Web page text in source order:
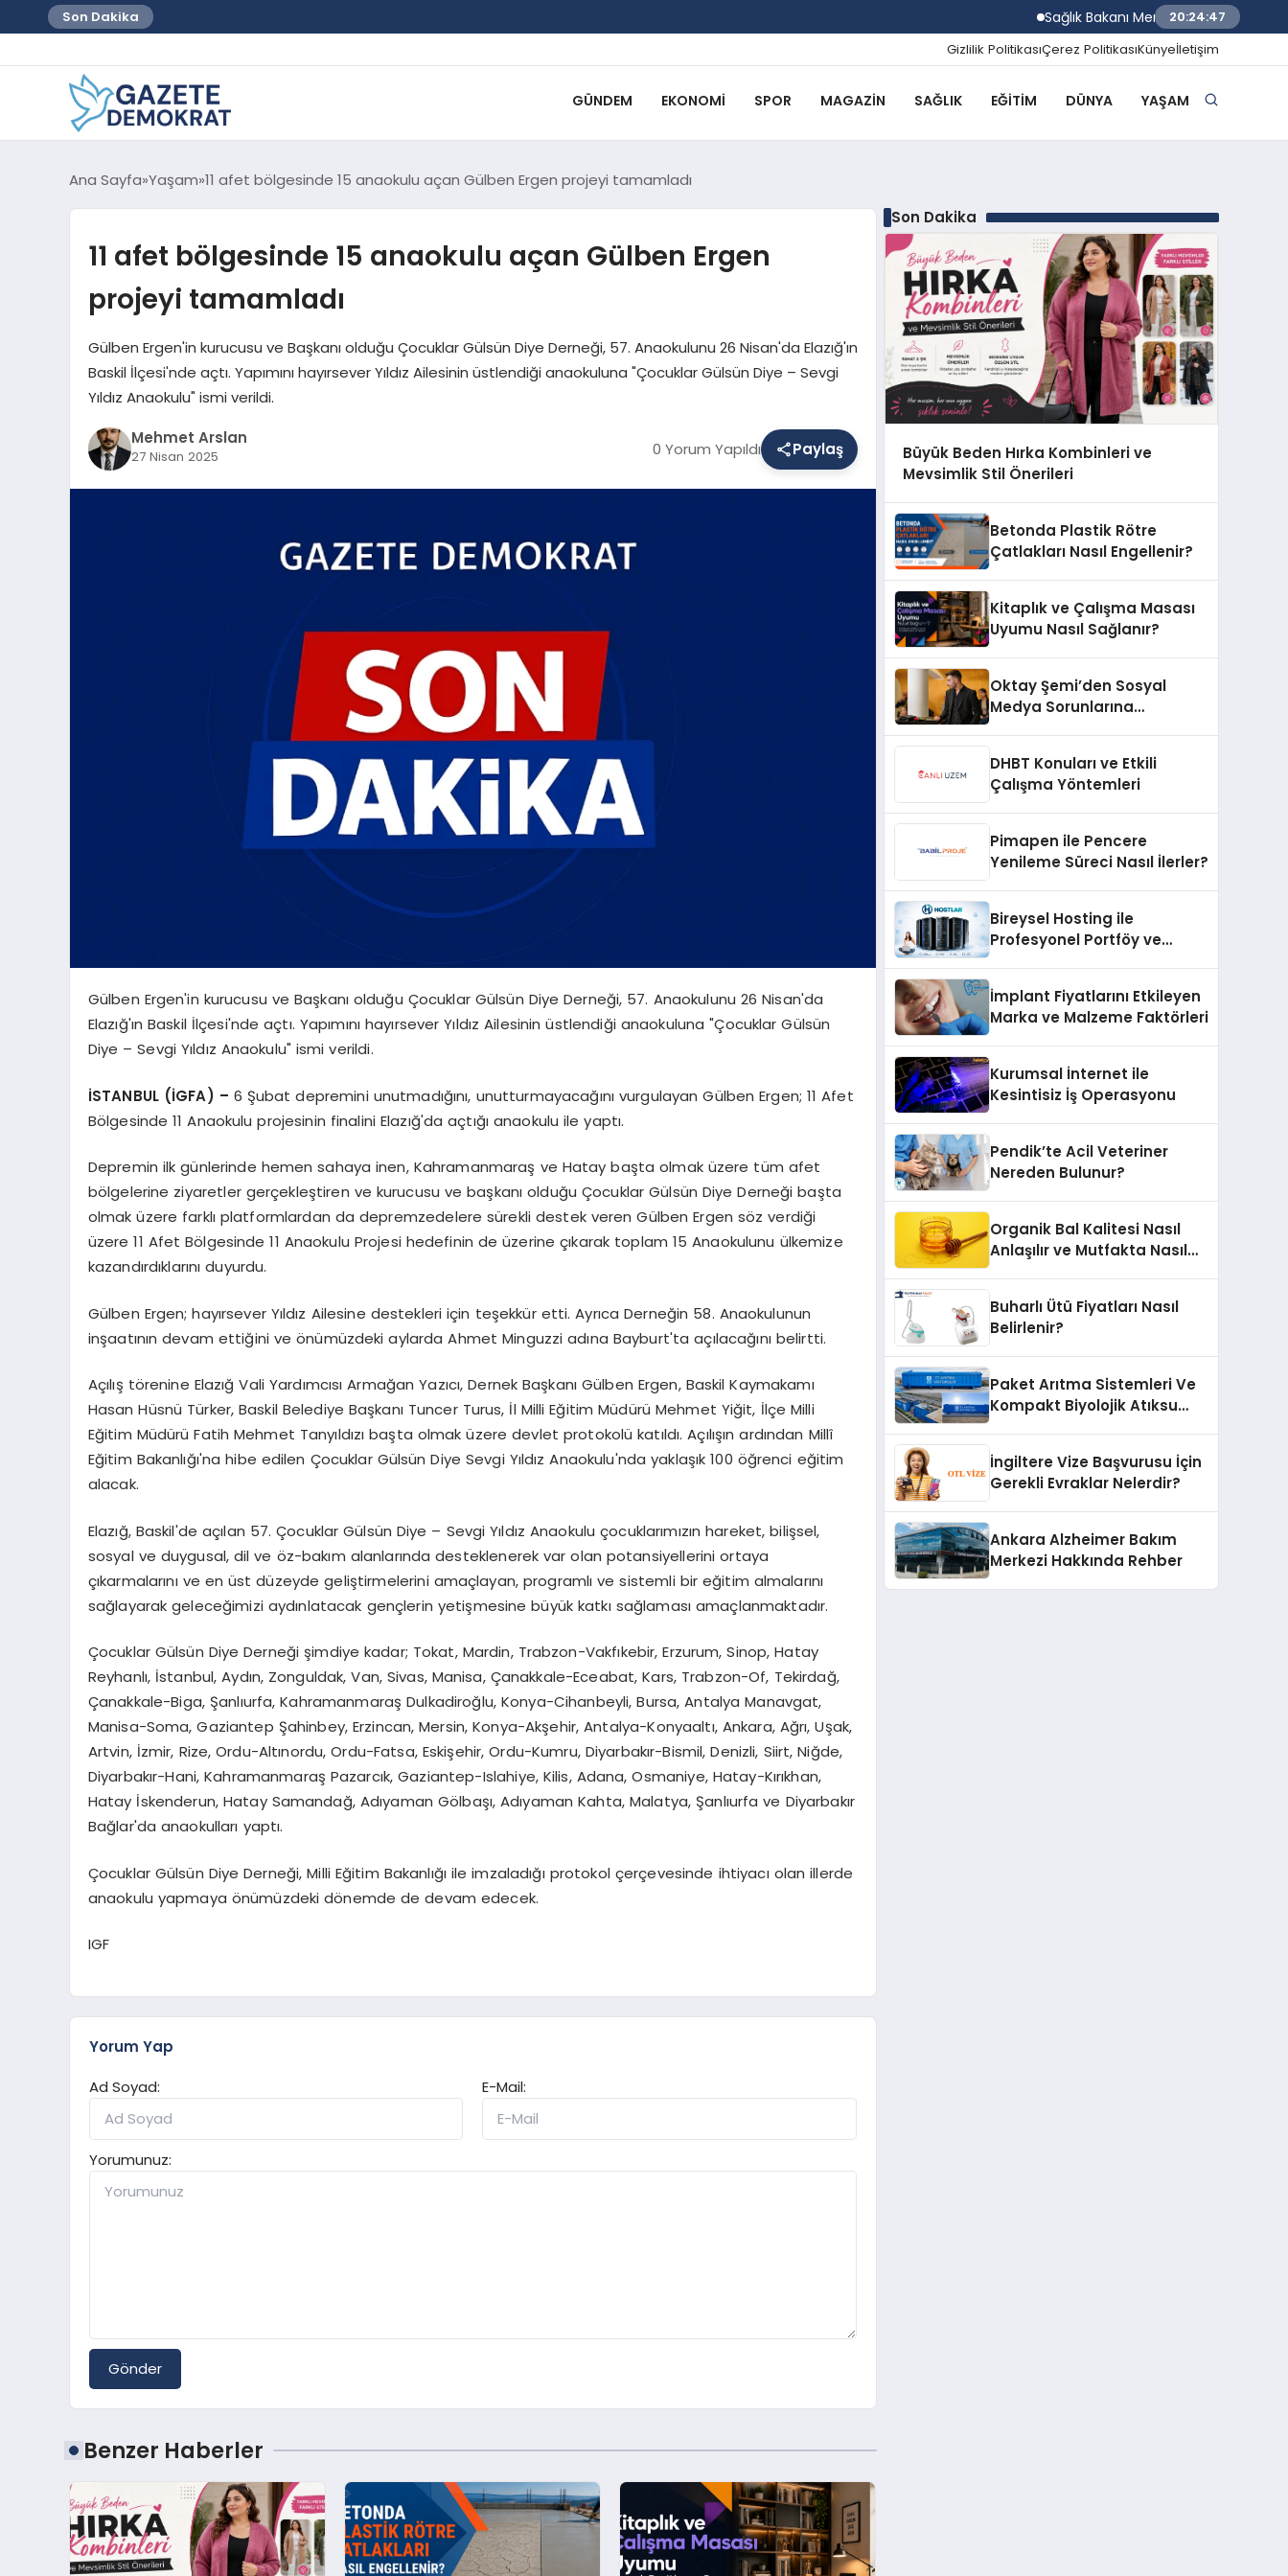
Son Dakika Sağlık Bakanı Memişoğlu İzmir Biyotıp
20:24:48
Gizlilik PolitikasıÇerez PolitikasıKünyeİletişim
GÜNDEM EKONOMI SPOR MAGAZIN SAĞLIK EĞITIM DÜNYA YAŞAM
Ana Sayfa Yaşam 11 afet bölgesinde 15 anaokulu açan Gülben Ergen projeyi tamamladı
11 afet bölgesinde 15 anaokulu açan Gülben Ergen
projeyi tamamladı
Gülben Ergen'in kurucusu ve Başkanı olduğu Çocuklar Gülsün Diye Derneği, 57. Anaokulunu 26 Nisan'da Elazığ'ın
Baskil İlçesi'nde açtı. Yapımını hayırsever Yıldız Ailesinin üstlendiği anaokuluna "Çocuklar Gülsün Diye – Sevgi
Yıldız Anaokulu" ismi verildi.
Mehmet Arslan
27 Nisan 2025 0 Yorum Yapıldı Paylaş
Gülben Ergen'in kurucusu ve Başkanı olduğu Çocuklar Gülsün Diye Derneği, 57. Anaokulunu 26 Nisan'da
Elazığ'ın Baskil İlçesi'nde açtı. Yapımını hayırsever Yıldız Ailesinin üstlendiği anaokuluna "Çocuklar Gülsün
Diye – Sevgi Yıldız Anaokulu" ismi verildi.
İSTANBUL (İGFA) – 6 Şubat depremini unutmadığını, unutturmayacağını vurgulayan Gülben Ergen; 11 Afet
Bölgesinde 11 Anaokulu projesinin finalini Elazığ'da açtığı anaokulu ile yaptı.
Depremin ilk günlerinde hemen sahaya inen, Kahramanmaraş ve Hatay başta olmak üzere tüm afet
bölgelerine ziyaretler gerçekleştiren ve kurucusu ve başkanı olduğu Çocuklar Gülsün Diye Derneği başta
olmak üzere farklı platformlardan da depremzedelere sürekli destek veren Gülben Ergen söz verdiği
üzere 11 Afet Bölgesinde 11 Anaokulu Projesi hedefinin de üzerine çıkarak toplam 15 Anaokulunu ülkemize
kazandırdıklarını duyurdu.
Gülben Ergen; hayırsever Yıldız Ailesine destekleri için teşekkür etti. Ayrıca Derneğin 58. Anaokulunun
inşaatının devam ettiğini ve önümüzdeki aylarda Ahmet Minguzzi adına Bayburt'ta açılacağını belirtti.
Açılış törenine Elazığ Vali Yardımcısı Armağan Yazıcı, Dernek Başkanı Gülben Ergen, Baskil Kaymakamı
Hasan Hüsnü Türker, Baskil Belediye Başkanı Tuncer Turus, İl Milli Eğitim Müdürü Mehmet Yiğit, İlçe Milli
Eğitim Müdürü Fatih Mehmet Tanyıldızı başta olmak üzere devlet protokolü katıldı. Açılışın ardından Millî
Eğitim Bakanlığı'na hibe edilen Çocuklar Gülsün Diye Sevgi Yıldız Anaokulu'nda yaklaşık 100 öğrenci eğitim
alacak.
Elazığ, Baskil'de açılan 57. Çocuklar Gülsün Diye – Sevgi Yıldız Anaokulu çocuklarımızın hareket, bilişsel,
sosyal ve duygusal, dil ve öz-bakım alanlarında desteklenerek var olan potansiyellerini ortaya
çıkarmalarını ve en üst düzeyde geliştirmelerini amaçlayan, programlı ve sistemli bir eğitim almalarını
sağlayarak geleceğimizi aydınlatacak gençlerin yetişmesine büyük katkı sağlaması amaçlanmaktadır.
Çocuklar Gülsün Diye Derneği şimdiye kadar; Tokat, Mardin, Trabzon-Vakfıkebir, Erzurum, Sinop, Hatay
Reyhanlı, İstanbul, Aydın, Zonguldak, Van, Sivas, Manisa, Çanakkale-Eceabat, Kars, Trabzon-Of, Tekirdağ,
Çanakkale-Biga, Şanlıurfa, Kahramanmaraş Dulkadiroğlu, Konya-Cihanbeyli, Bursa, Antalya Manavgat,
Manisa-Soma, Gaziantep Şahinbey, Erzincan, Mersin, Konya-Akşehir, Antalya-Konyaaltı, Ankara, Ağrı, Uşak,
Artvin, İzmir, Rize, Ordu-Altınordu, Ordu-Fatsa, Eskişehir, Ordu-Kumru, Diyarbakır-Bismil, Denizli, Siirt, Niğde,
Diyarbakır-Hani, Kahramanmaraş Pazarcık, Gaziantep-Islahiye, Kilis, Adana, Osmaniye, Hatay-Kırıkhan,
Hatay İskenderun, Hatay Samandağ, Adıyaman Gölbaşı, Adıyaman Kahta, Malatya, Şanlıurfa ve Diyarbakır
Bağlar'da anaokulları yaptı.
Çocuklar Gülsün Diye Derneği, Milli Eğitim Bakanlığı ile imzaladığı protokol çerçevesinde ihtiyacı olan illerde
anaokulu yapmaya önümüzdeki dönemde de devam edecek.
IGF
Yorum Yap
Ad Soyad:
E-Mail:
Yorumunuz:
Gönder
Benzer Haberler
Son Dakika
Büyük Beden Hırka Kombinleri ve
Mevsimlik Stil Önerileri
Betonda Plastik Rötre
Çatlakları Nasıl Engellenir?
Kitaplık ve Çalışma Masası
Uyumu Nasıl Sağlanır?
Oktay Şemi’den Sosyal
Medya Sorunlarına
DHBT Konuları ve Etkili
Çalışma Yöntemleri
Pimapen ile Pencere
Yenileme Süreci Nasıl İlerler?
Bireysel Hosting ile
Profesyonel Portföy ve
İmplant Fiyatlarını Etkileyen
Marka ve Malzeme Faktörleri
Kurumsal İnternet ile
Kesintisiz İş Operasyonu
Pendik’te Acil Veteriner
Nereden Bulunur?
Organik Bal Kalitesi Nasıl
Anlaşılır ve Mutfakta Nasıl
Buharlı Ütü Fiyatları Nasıl
Belirlenir?
Paket Arıtma Sistemleri Ve
Kompakt Biyolojik Atıksu
İngiltere Vize Başvurusu İçin
Gerekli Evraklar Nelerdir?
Ankara Alzheimer Bakım
Merkezi Hakkında Rehber